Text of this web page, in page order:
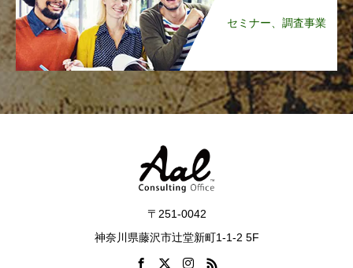
セミナー、調査事業
〒251-0042
神奈川県藤沢市辻堂新町1-1-2 5F